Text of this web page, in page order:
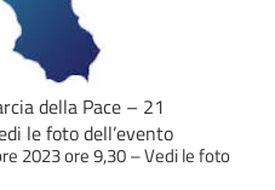
della Pace – 21
le foto dell’evento
2023 ore 9,30 – Vedi le foto